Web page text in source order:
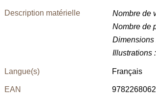
Description matérielle Nombre de
Nombre de
Dimensions
Illustrations :
Langue(s) Français
EAN